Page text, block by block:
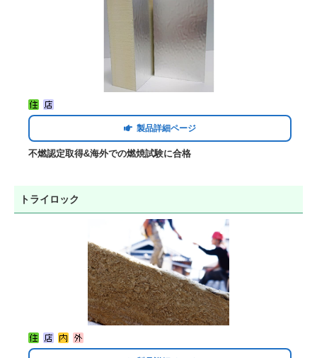
製品詳細ページ
不燃認定取得&海外での燃焼試験に合格
トライロック